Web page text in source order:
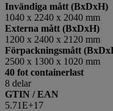
Invändiga mått (BxDxH)
1040 x 2240 x 2040 mm
Externa mått (BxDxH)
1200 x 2400 x 2120 mm
Förpackningsmått
2500 x 1300 x 1020 mm
40 fot containerlast
8 delar
GTIN / EAN
5.71E+17